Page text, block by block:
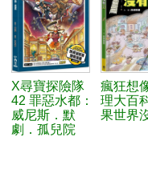
X尋寶探險隊
42 罪惡水都：
威尼斯．默
劇．孤兒院
瘋狂想
理大百
果世界